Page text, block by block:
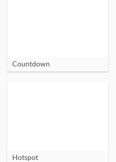
Countdown
Hotspot